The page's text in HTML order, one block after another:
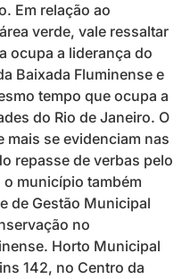
Em relação ao
verde, vale ressaltar
ocupa a liderança do
Baixada Fluminense e
tempo que ocupa a
do Rio de Janeiro. O
mais se evidenciam nas
repasse de verbas pelo
o município também
de Gestão Municipal
no
Horto Municipal
142, no Centro da